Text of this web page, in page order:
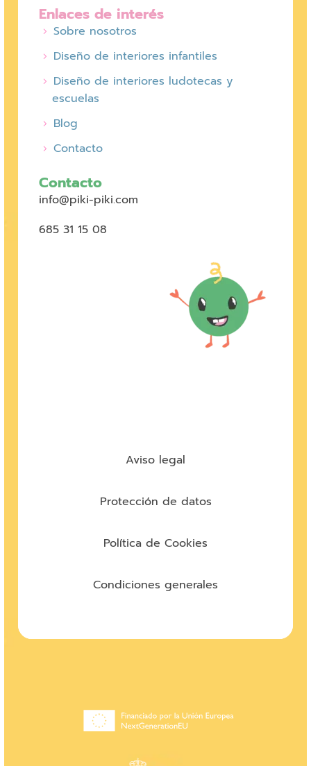
Enlaces de interés
Sobre nosotros
Diseño de interiores infantiles
Diseño de interiores ludotecas y
escuelas
Blog
Contacto
Contacto
info@piki-piki.com
685 31 15 08
Aviso legal
Protección de datos
Política de Cookies
Condiciones generales